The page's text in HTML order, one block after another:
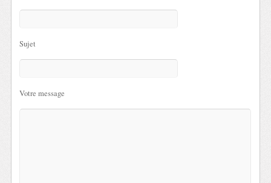
Sujet
Votre message